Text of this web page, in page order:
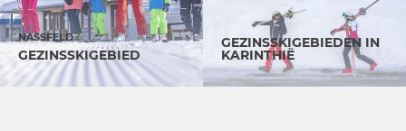
NASSFELD
GEZINSSKIGEBIED
GEZINSSKIGEBIEDEN IN
KARINTHIË